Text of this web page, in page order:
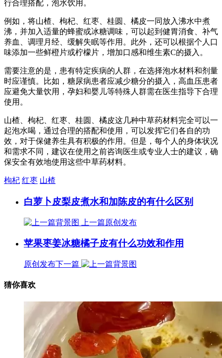
行合理搭配，泡水饮用。
例如，将山楂、枸杞、红枣、桂圆、橘皮一同放入沸水中煮
沸，并加入适量的蜂蜜或冰糖调味，可以起到健胃消食、补气
养血、调理月经、缓解失眠等作用。此外，还可以根据个人口
味添加一些鲜橙片或柠檬片，增加口感和维生素C的摄入。
需要注意的是，患有特定疾病的人群，在选择泡水材料和剂量
时应谨慎。比如，糖尿病患者应减少糖分的摄入，高血压患者
应避免大量饮用，孕妇和婴儿等特殊人群需在医生指导下合理
使用。
山楂、枸杞、红枣、桂圆、橘皮这几种中草药材料完全可以一
起泡水喝，通过合理的搭配和使用，可以发挥它们各自的功
效，对于保健养生具有积极的作用。但是，每个人的身体状况
和需求不同，建议在使用之前咨询医生或专业人士的建议，确
保安全有效地使用这些中草药材料。
枸杞 红枣 山楂
白萝卜皮梨皮煮水和加陈皮的有什么区别
上一篇原创发布
苹果枣姜冰糖橘子皮有什么功效和作用
原创发布下一篇
猜你喜欢